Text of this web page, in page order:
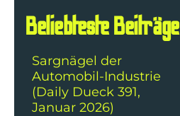
Beliebteste Beiträge
Sargnägel der
Automobil-Industrie
(Daily Dueck 391,
Januar 2026)